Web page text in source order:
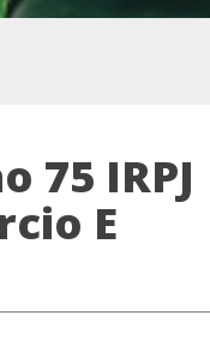
75 IRPJ
E